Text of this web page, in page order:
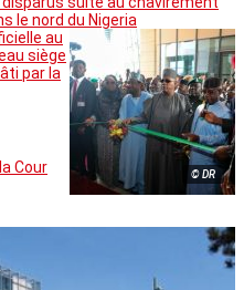
le nord du Nigeria
© DR
au
siège
par la
Cour